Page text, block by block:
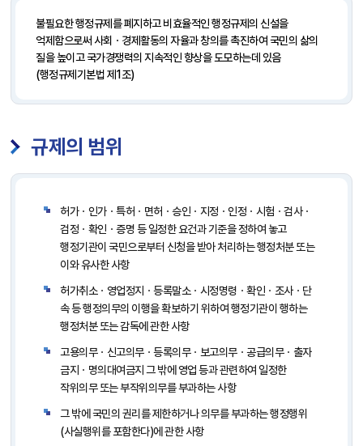
불필요한 행정규제를 폐지하고 비효율적인 행정규제의 신설을
억제함으로써 사회ㆍ경제활동의 자율과 창의를 촉진하여 국민의 삶의
질을 높이고 국가경쟁력의 지속적인 향상을 도모하는데 있음
(행정규제기본법 제1조)
규제의 범위
허가ㆍ인가ㆍ특허ㆍ면허ㆍ승인ㆍ지정ㆍ인정ㆍ시험ㆍ검사ㆍ
검정ㆍ확인ㆍ증명 등 일정한 요건과 기준을 정하여 놓고
행정기관이 국민으로부터 신청을 받아 처리하는 행정처분 또는
이와 유사한 사항
허가취소ㆍ영업정지ㆍ등록말소ㆍ시정명령ㆍ확인ㆍ조사ㆍ단
속 등 행정의무의 이행을 확보하기 위하여 행정기관이 행하는
행정처분 또는 감독에 관한 사항
고용의무ㆍ신고의무ㆍ등록의무ㆍ보고의무ㆍ공급의무ㆍ출자
금지ㆍ명의대여금지 그 밖에 영업 등과 관련하여 일정한
작위의무 또는 부작위의무를 부과하는 사항
그 밖에 국민의 권리를 제한하거나 의무를 부과하는 행정행위
(사실행위를 포함한다)에 관한 사항